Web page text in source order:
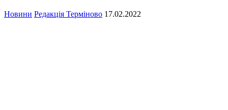
Новини Редакція Терміново 17.02.2022